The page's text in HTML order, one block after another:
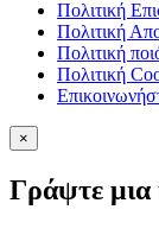
Πολιτική
Πολιτική
Πολιτική
Πολιτική
×
Γράψτε μια